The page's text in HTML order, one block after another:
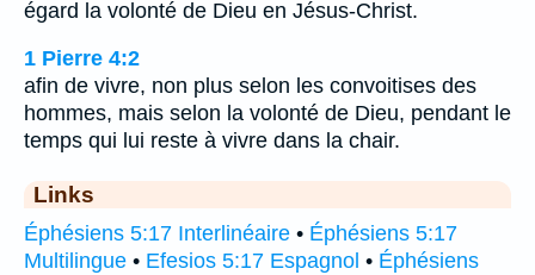
égard la volonté de Dieu en Jésus-Christ.
1 Pierre 4:2
afin de vivre, non plus selon les convoitises des
hommes, mais selon la volonté de Dieu, pendant le
temps qui lui reste à vivre dans la chair.
Links
Éphésiens 5:17 Interlinéaire • Éphésiens 5:17
Multilingue • Efesios 5:17 Espagnol • Éphésiens